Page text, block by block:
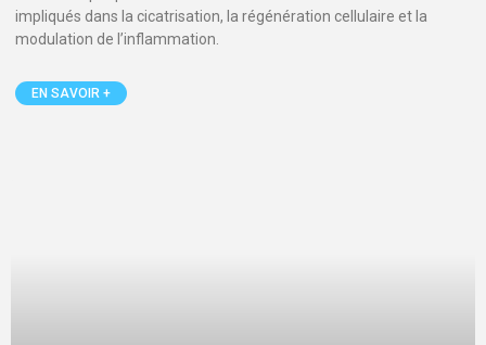
impliqués dans la cicatrisation, la régénération cellulaire et la
modulation de l’inflammation.
EN SAVOIR +